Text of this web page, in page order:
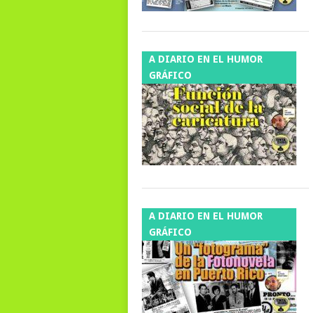
A DIARIO EN EL HUMOR
GRÁFICO
A DIARIO EN EL HUMOR
GRÁFICO